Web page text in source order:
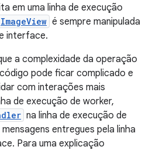
em uma linha de execução
ImageView é sempre manipulada
interface.
a complexidade da operação
pode ficar complicado e
com interações mais
de execução de worker,
na linha de execução de
entregues pela linha
Para uma explicação